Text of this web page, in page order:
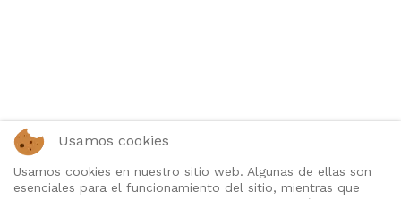
Usamos cookies
Usamos cookies en nuestro sitio web. Algunas de ellas son
esenciales para el funcionamiento del sitio, mientras que